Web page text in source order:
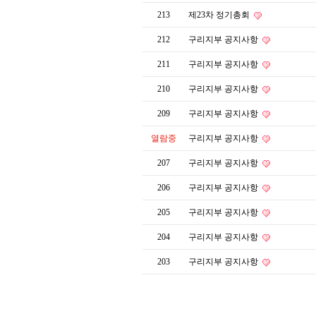
213 제23차 정기총회
212 구리지부 공지사항
211 구리지부 공지사항
210 구리지부 공지사항
209 구리지부 공지사항
열람중 구리지부 공지사항
207 구리지부 공지사항
206 구리지부 공지사항
205 구리지부 공지사항
204 구리지부 공지사항
203 구리지부 공지사항